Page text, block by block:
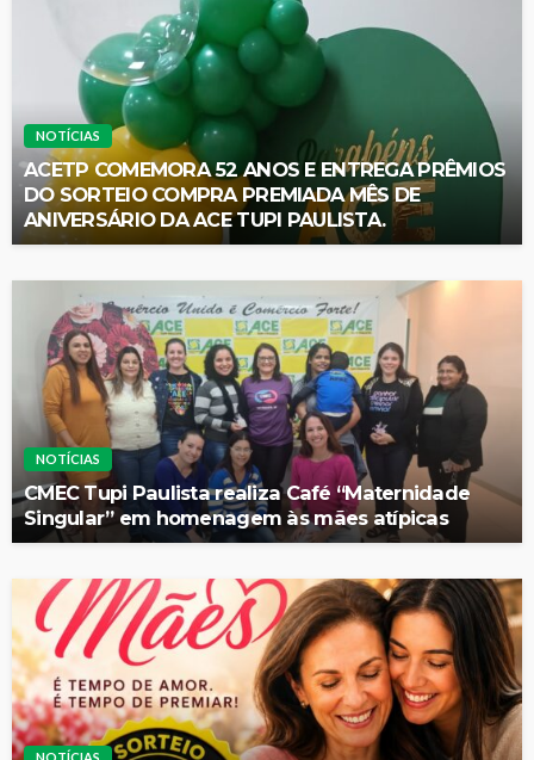
NOTÍCIAS
ACETP COMEMORA 52 ANOS E ENTREGA PRÊMIOS
DO SORTEIO COMPRA PREMIADA MÊS DE
ANIVERSÁRIO DA ACE TUPI PAULISTA.
NOTÍCIAS
CMEC Tupi Paulista realiza Café “Maternidade
Singular” em homenagem às mães atípicas